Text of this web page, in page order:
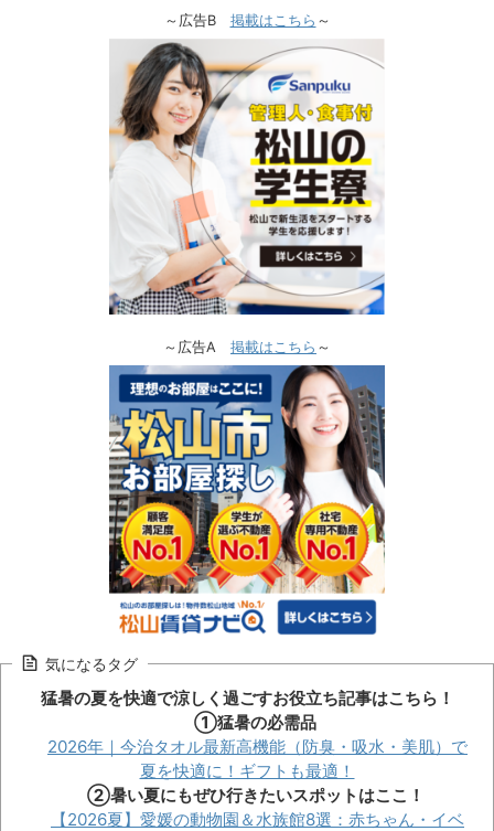
～広告B 掲載はこちら ～
～広告A 掲載はこちら ～
気になるタグ
猛暑の夏を快適で涼しく過ごすお役立ち記事はこちら！
①猛暑の必需品
2026年｜今治タオル最新高機能（防臭・吸水・美肌）で
夏を快適に！ギフトも最適！
②暑い夏にもぜひ行きたいスポットはここ！
【2026夏】愛媛の動物園＆水族館8選：赤ちゃん・イベ